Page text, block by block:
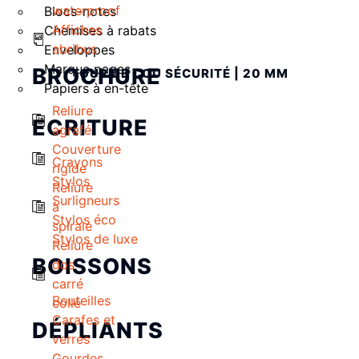
Blocs-notes
Chemises à rabats
Enveloppes
Marque pages
Papiers à en-tête
ECRITURE
Crayons
Stylos
Surligneurs
Stylos éco
Stylos de luxe
BOISSONS
Bouteilles
Carafes et
verres
waterproof
Affiches
abribus
BROCHURE
Reliure
agrafé
Couverture
rigide
Reliure
à
spirale
Reliure
dos
carré
collé
DÉPLIANTS
TOUR DE COU SÉCURITÉ | 20 MM